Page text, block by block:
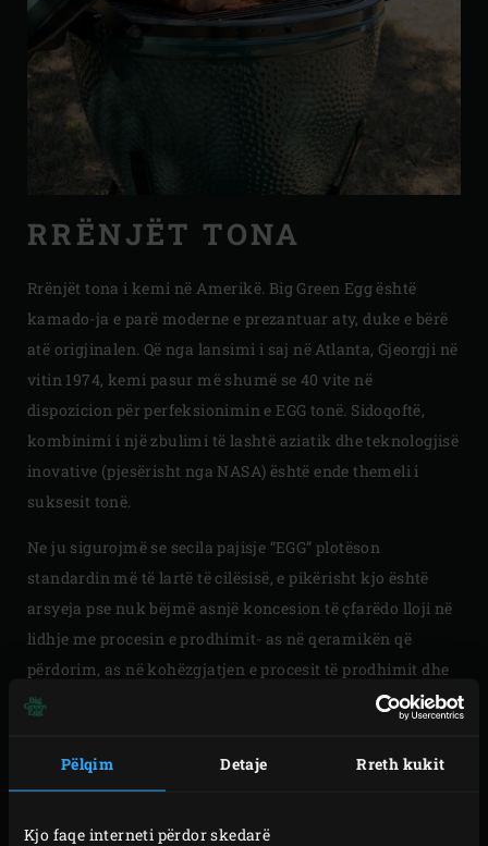
Pëlqim Detaje Rreth kukit
Kjo faqe interneti përdor skedarë
RRËNJËT TONA
Rrënjët tona i kemi në Amerikë. Big Green Egg është
kamado-ja e parë moderne e prezantuar aty, duke e bërë
atë origjinalen. Që nga lansimi i saj në Atlanta, Gjeorgji në
vitin 1974, kemi pasur më shumë se 40 vite në
dispozicion për perfeksionimin e EGG tonë. Sidoqoftë,
kombinimi i një zbulimi të lashtë aziatik dhe teknologjisë
inovative (pjesërisht nga NASA) është ende themeli i
suksesit tonë.
Ne ju sigurojmë se secila pajisje “EGG” plotëson
standardin më të lartë të cilësisë, e pikërisht kjo është
arsyeja pse nuk bëjmë asnjë koncesion të çfarëdo lloji në
lidhje me procesin e prodhimit- as në qeramikën që
përdorim, as në kohëzgjatjen e procesit të prodhimit dhe
as në përzgjedhjen e fabrikës me të cilën bashkëpunojmë.